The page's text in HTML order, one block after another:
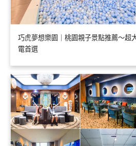
巧虎夢想樂園｜桃園親子景點推薦～超
電首選